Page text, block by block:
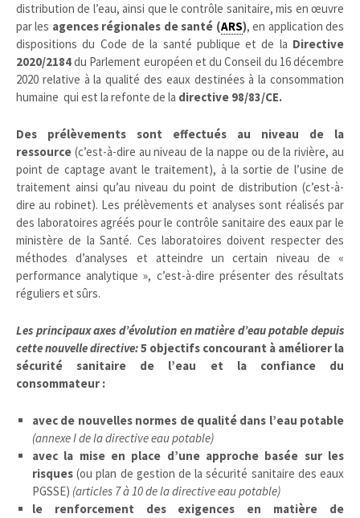
distribution de l’eau, ainsi que le contrôle sanitaire, mis en œuvre
par les agences régionales de santé (ARS), en application des
dispositions du Code de la santé publique et de la Directive
2020/2184du Parlement européen et du Conseil du 16 décembre
2020 relative à la qualité des eaux destinées à la consommation
humaine qui est la refonte de la directive 98/83/CE.
Des prélèvements sont effectués au niveau de la
ressource (c’est-à-dire au niveau de la nappe ou de la rivière, au
point de captage avant le traitement), à la sortie de l’usine de
traitement ainsi qu’au niveau du point de distribution (c’est-à-
dire au robinet). Les prélèvements et analyses sont réalisés par
des laboratoires agréés pour le contrôle sanitaire des eaux par le
ministère de la Santé. Ces laboratoires doivent respecter des
méthodes d’analyses et atteindre un certain niveau de «
performance analytique », c’est-à-dire présenter des résultats
réguliers et sûrs.
Les principaux axes d’évolution en matière d’eau potable depuis
cette nouvelle directive:5 objectifs concourant à améliorer la
sécurité sanitaire de l’eau et la confiance du
consommateur :
avec de nouvelles normes de qualité dans l’eau potable
(annexe I de la directive eau potable)
avec la mise en place d’une approche basée sur les
risques(ou plan de gestion de la sécurité sanitaire des eaux
PGSSE) (articles 7 à 10 de la directive eau potable)
le renforcement des exigences en matière de